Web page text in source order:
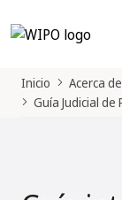
Inicio
Acerca
Guía Judicial de